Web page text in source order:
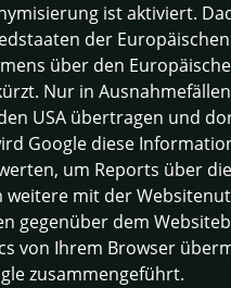
ist aktiviert.
der
über den
Nur in
USA übertragen und
Google diese
um Reports über
weitere mit der
gegenüber dem
von Ihrem Browser
zusammengeführt.